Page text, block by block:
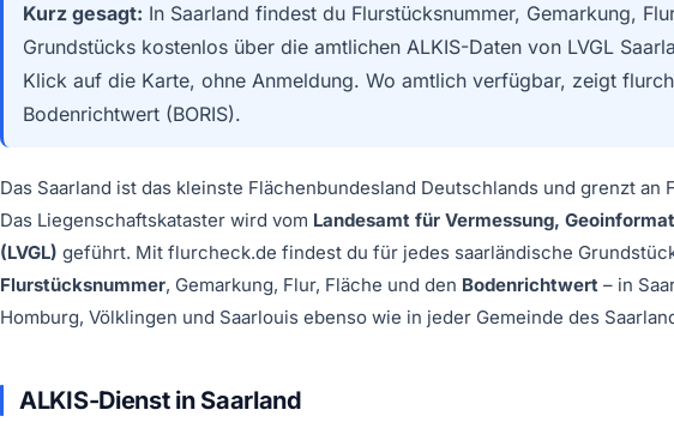
Kurz gesagt: In Saarland findest du Flurstücksnummer, Gemarkung,
Grundstücks kostenlos über die amtlichen ALKIS-Daten von LVGL
Klick auf die Karte, ohne Anmeldung. Wo amtlich verfügbar, zeigt
Bodenrichtwert (BORIS).
Das Saarland ist das kleinste Flächenbundesland Deutschlands und grenzt an
Das Liegenschaftskataster wird vom Landesamt für Vermessung,
(LVGL) geführt. Mit flurcheck.de findest du für jedes saarländische
Flurstücksnummer, Gemarkung, Flur, Fläche und den Bodenrichtwert – in
Homburg, Völklingen und Saarlouis ebenso wie in jeder Gemeinde des
ALKIS-Dienst in Saarland